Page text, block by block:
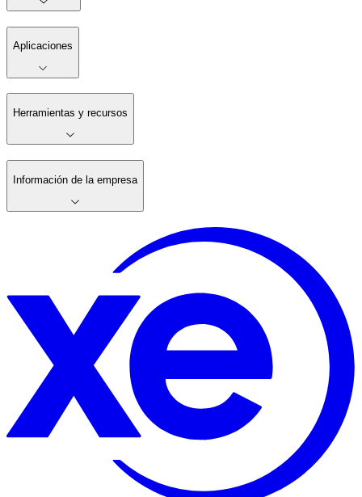
Aplicaciones
Herramientas y recursos
Información de la empresa